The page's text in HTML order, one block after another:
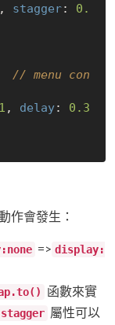
, stagger: 0.
// menu con
1 , delay: 0.3
作會發生：
=> display:
函數來實
stagger 屬性可以